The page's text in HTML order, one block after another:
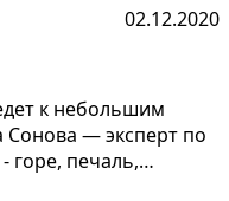
02.12.2020
к небольшим
— эксперт по
горе, печаль,